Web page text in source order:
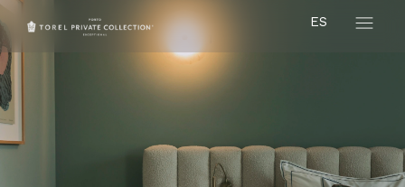
ES